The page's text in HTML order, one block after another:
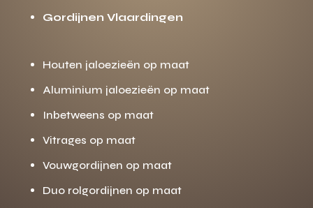
Gordijnen Vlaardingen
Houten jaloezieën op maat
Aluminium jaloezieën op maat
Inbetweens op maat
Vitrages op maat
Vouwgordijnen op maat
Duo rolgordijnen op maat